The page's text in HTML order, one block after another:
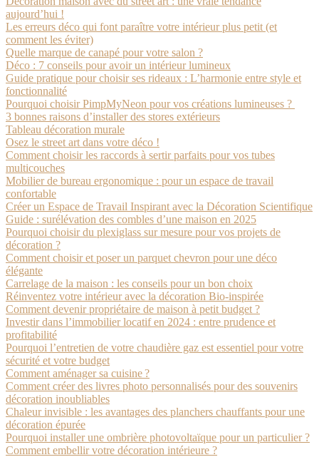
aujourd’hui !
Les erreurs déco qui font paraître votre intérieur plus petit (et
comment les éviter)
Quelle marque de canapé pour votre salon ?
Déco : 7 conseils pour avoir un intérieur lumineux
Guide pratique pour choisir ses rideaux : L’harmonie entre style et
fonctionnalité
Pourquoi choisir PimpMyNeon pour vos créations lumineuses ?
3 bonnes raisons d’installer des stores extérieurs
Tableau décoration murale
Osez le street art dans votre déco !
Comment choisir les raccords à sertir parfaits pour vos tubes
multicouches
Mobilier de bureau ergonomique : pour un espace de travail
confortable
Créer un Espace de Travail Inspirant avec la Décoration Scientifique
Guide : surélévation des combles d’une maison en 2025
Pourquoi choisir du plexiglass sur mesure pour vos projets de
décoration ?
Comment choisir et poser un parquet chevron pour une déco
élégante
Carrelage de la maison : les conseils pour un bon choix
Réinventez votre intérieur avec la décoration Bio-inspirée
Comment devenir propriétaire de maison à petit budget ?
Investir dans l’immobilier locatif en 2024 : entre prudence et
profitabilité
Pourquoi l’entretien de votre chaudière gaz est essentiel pour votre
sécurité et votre budget
Comment aménager sa cuisine ?
Comment créer des livres photo personnalisés pour des souvenirs
décoration inoubliables
Chaleur invisible : les avantages des planchers chauffants pour une
décoration épurée
Pourquoi installer une ombrière photovoltaïque pour un particulier ?
Comment embellir votre décoration intérieure ?